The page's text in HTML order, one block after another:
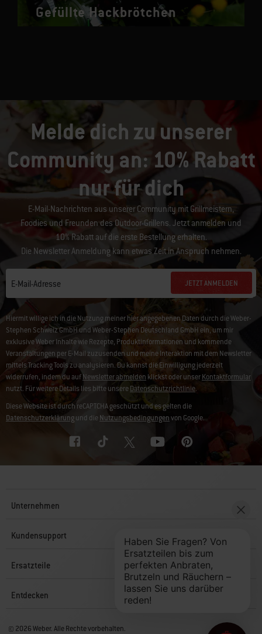
Gefüllte Hackbrötchen
Melde dich zu unserer
Community an: 10% Rabatt
nur für dich
E-Mail-Nachrichten aus unserer Community mit Grillmeistern,
Foodies und Freunden des Outdoor-Grillens. Jetzt anmelden und
10% Rabatt auf die erste Bestellung erhalten.
Die Newsletter Anmeldung kann etwas Zeit in Anspruch nehmen.
E-Mail-Adresse JETZT ANMELDEN
Hiermit willige ich in die Nutzung meiner hier angegebenen Daten durch die Weber-
Stephen Schweiz GmbH und Weber-Stephen Deutschland GmbH ein, um mir
exklusive Weber Inhalte wie Rezepte, Produktinformationen und kommende
Veranstaltungen per E-Mail zuzusenden und meine Interaktion mit dem Newsletter
mittels Tracking Tools zu analysieren. Du kannst die Einwilligung jederzeit
widerrufen, indem du aufNewsletter abmelden klickst oder unserKontaktformular
nutzt. Für weitere Details lies bitte unsereDatenschutzrichtlinie.
Diese Website ist durch reCAPTCHA geschützt und es gelten die
Datenschutzerklärungund dieNutzungsbedingungenvon Google.
Unternehmen
Kundensupport
Ersatzteile
Entdecken
© 2026 Weber. Alle Rechte vorbehalten.